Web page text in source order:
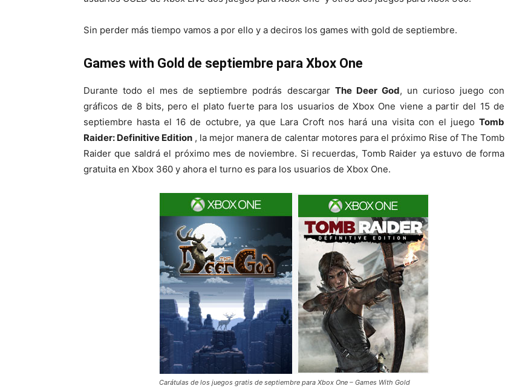
Sin perder más tiempo vamos a por ello y a deciros los games with gold de septiembre.
Games with Gold de septiembre para Xbox One
Durante todo el mes de septiembre podrás descargar The Deer God, un curioso juego con
gráficos de 8 bits, pero el plato fuerte para los usuarios de Xbox One viene a partir del 15 de
septiembre hasta el 16 de octubre, ya que Lara Croft nos hará una visita con el juego Tomb
Raider: Definitive Edition , la mejor manera de calentar motores para el próximo Rise of The Tomb
Raider que saldrá el próximo mes de noviembre. Si recuerdas, Tomb Raider ya estuvo de forma
gratuita en Xbox 360 y ahora el turno es para los usuarios de Xbox One.
Carátulas de los juegos gratis de septiembre para Xbox One – Games With Gold